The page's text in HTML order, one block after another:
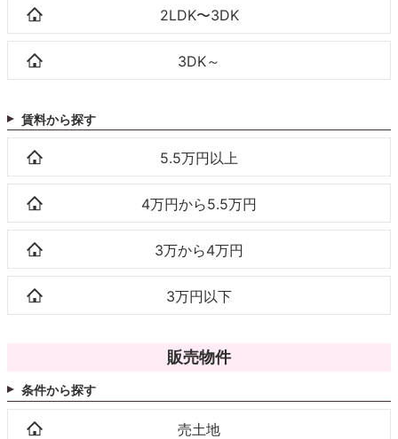
2LDK〜3DK
3DK～
賃料から探す
5.5万円以上
4万円から5.5万円
3万から4万円
3万円以下
販売物件
条件から探す
売土地